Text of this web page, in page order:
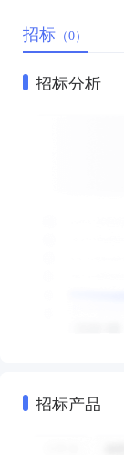
招标 （0）
招标分析
招标产品